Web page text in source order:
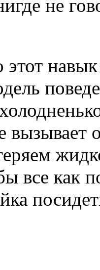
не
этот
вызывает
все как